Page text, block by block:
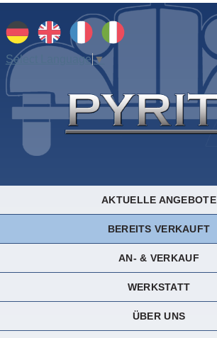
Select Language▼
AKTUELLE ANGEBOTE
BEREITS VERKAUFT
AN- & VERKAUF
WERKSTATT
ÜBER UNS